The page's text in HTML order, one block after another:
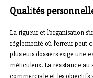
Qualités
La rigueur et l’organisation
réglementé où l’erreur peut
plusieurs dossiers exige une
méticuleux. La résistance au
commerciale et les objectifs